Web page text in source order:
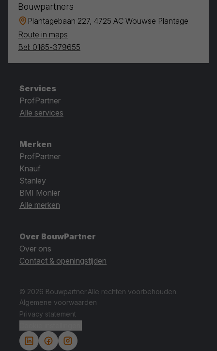
Bouwpartners
Plantagebaan 227, 4725 AC Wouwse Plantage
Route in maps
Bel: 0165-379655
Services
ProfPartner
Alle services
Merken
ProfPartner
Knauf
Stanley
BMI Monier
Alle merken
Over BouwPartner
Over ons
Contact & openingstijden
© 2026 Bouwpartner.Alle rechten voorbehouden.
Algemene voorwaarden
Privacy statement